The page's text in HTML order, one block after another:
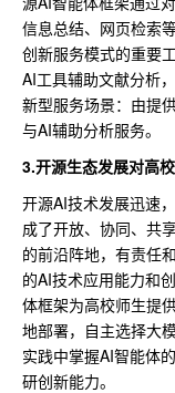
信息总结、网页检索
创新服务模式的重要
AI工具辅助文献分析
新型服务场景：由提
与AI辅助分析服务。
3.开源生态发展对高
开源AI技术发展迅速
成了开放、协同、共
的前沿阵地，有责任
的AI技术应用能力和
体框架为高校师生提
地部署，自主选择大
实践中掌握AI智能体
研创新能力。